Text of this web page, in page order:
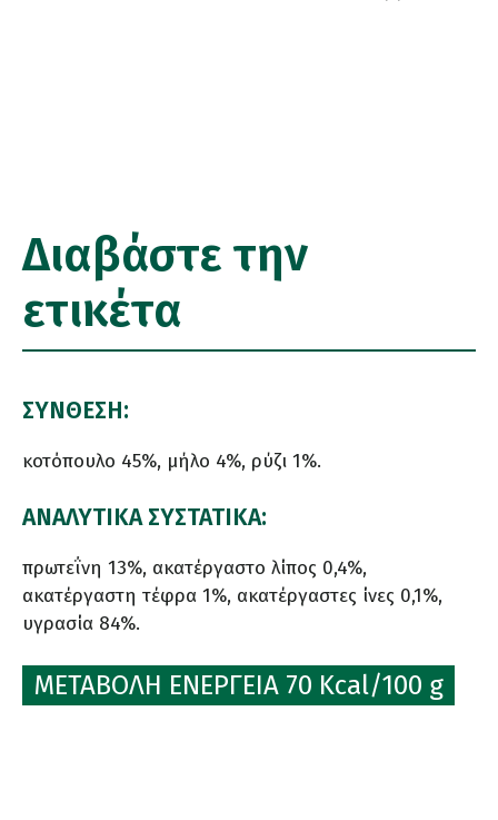
Διαβάστε την
ετικέτα
ΣΥΝΘΕΣΗ:
κοτόπουλο 45%, μήλο 4%, ρύζι 1%.
ΑΝΑΛΥΤΙΚΑ ΣΥΣΤΑΤΙΚΑ:
πρωτεΐνη 13%, ακατέργαστο λίπος 0,4%,
ακατέργαστη τέφρα 1%, ακατέργαστες ίνες 0,1%,
υγρασία 84%.
ΜΕΤΑΒΟΛΗ ΕΝΕΡΓΕΙΑ 70 Kcal/100 g